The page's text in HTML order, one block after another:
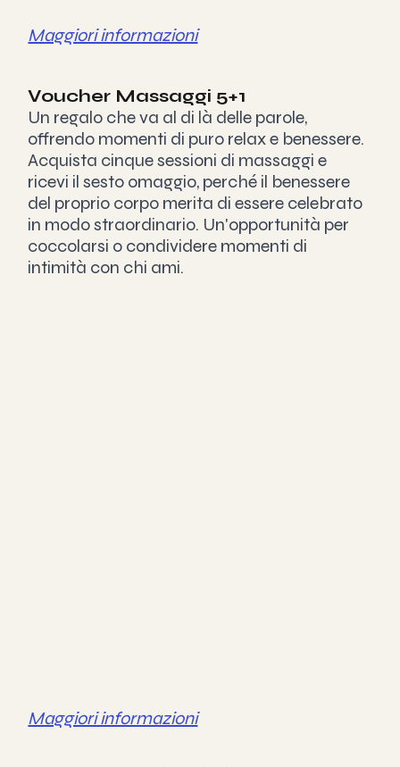
Maggiori informazioni
Voucher Massaggi 5+1
Un regalo che va al di là delle parole,
offrendo momenti di puro relax e benessere.
Acquista cinque sessioni di massaggi e
ricevi il sesto omaggio, perché il benessere
del proprio corpo merita di essere celebrato
in modo straordinario. Un'opportunità per
coccolarsi o condividere momenti di
intimità con chi ami.
Maggiori informazioni